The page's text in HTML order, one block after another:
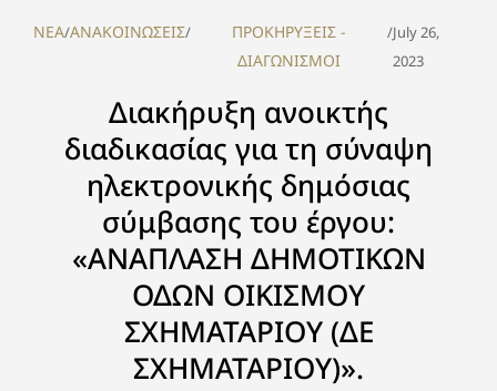
NEA/ΑΝΑΚΟΙΝΩΣΕΙΣ/
ΠΡΟΚΗΡΥΞΕΙΣ -
ΔΙΑΓΩΝΙΣΜΟΙ
/July 26,
2023
Διακήρυξη ανοικτής
διαδικασίας για τη σύναψη
ηλεκτρονικής δημόσιας
σύμβασης του έργου:
«ΑΝΑΠΛΑΣΗ ΔΗΜΟΤΙΚΩΝ
ΟΔΩΝ ΟΙΚΙΣΜΟΥ
ΣΧΗΜΑΤΑΡΙΟΥ (ΔΕ
ΣΧΗΜΑΤΑΡΙΟΥ)».